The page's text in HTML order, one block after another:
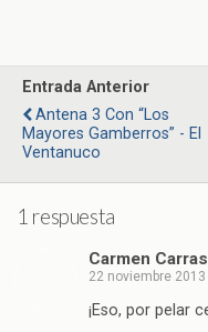
Entrada Anterior
Antena 3 Con “Los
Mayores Gamberros” - El
Ventanuco
1 respuesta
Carmen
22 noviembre 2013
¡Eso, por pelar